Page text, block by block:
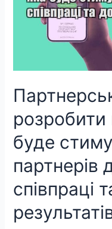
розробити
буде
партнерів
співпраці